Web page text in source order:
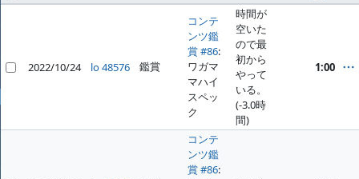
文書
ファイル2022/10/24 lo 48576 鑑賞
コンテ
ンツ鑑
賞 #86:
ワガマ
マハイ
スペッ
ク
時間が
空いた
ので最
初から
やって
いる。
(-3.0時
間)
1:00
コンテ
ンツ鑑
賞 #86: